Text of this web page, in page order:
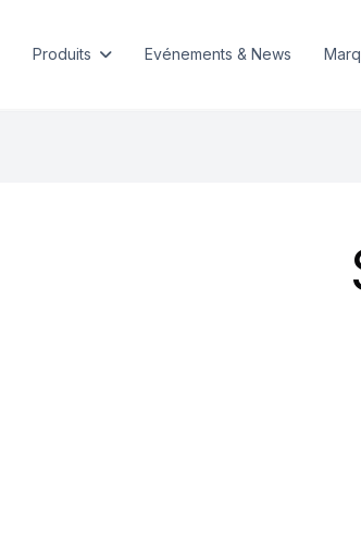
Produits Evénements & News